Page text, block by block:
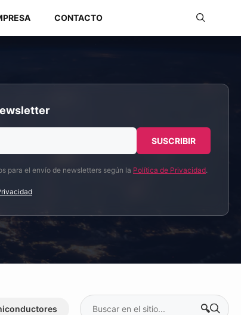
CONTACTO
para el envío de newsletters según la Política de Privacidad.
Buscar: